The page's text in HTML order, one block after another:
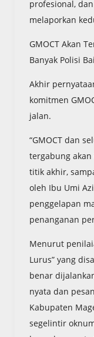
profesional,
melaporkan
GMOCT Akan
Banyak Polisi
Akhir
komitmen
jalan.
“GMOCT dan
tergabung
titik akhir,
oleh Ibu Umi
penggelapan
penanganan
Menurut
Lurus” yang
benar
nyata dan
Kabupaten
segelintir